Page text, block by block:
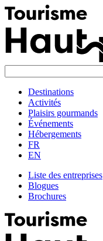
Skip
to
content
Destinations
Activités
Plaisirs gourmands
Événements
Hébergements
FR
EN
Liste des entreprises
Blogues
Brochures